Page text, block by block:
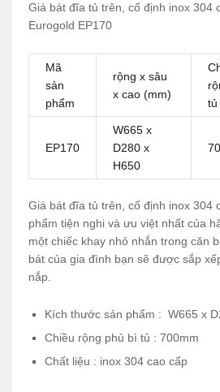
Giá bát đĩa tủ trên, cố định inox 304
Eurogold EP170
Mã
sản
phẩm
rộng x sâu
x cao (mm)
tủ
EP170
W665 x
D280 x
H650
Giá bát đĩa tủ trên, cố định inox 304
phẩm tiện nghi và ưu việt nhất của
một chiếc khay nhỏ nhắn trong căn
bát của gia đình bạn sẽ được sắp
nắp.
Kích thước sản phẩm : W665 x
Chiều rộng phủ bì tủ : 700mm
Chất liệu : inox 304 cao cấp